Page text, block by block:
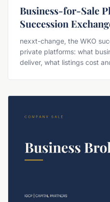
Business-for-Sale
Succession
nexxt-change, the WKO
private platforms: what
deliver, what listings cost